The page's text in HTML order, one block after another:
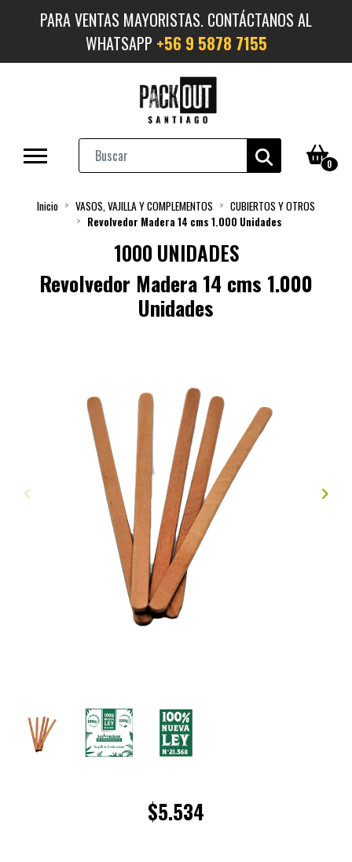
PARA VENTAS MAYORISTAS. CONTÁCTANOS AL
WHATSAPP +56 9 5878 7155
0
Inicio VASOS, VAJILLA Y COMPLEMENTOS
CUBIERTOS Y OTROS
Revolvedor Madera 14 cms 1.000 Unidades
1000 UNIDADES
Revolvedor Madera 14 cms 1.000
Unidades
$5.534